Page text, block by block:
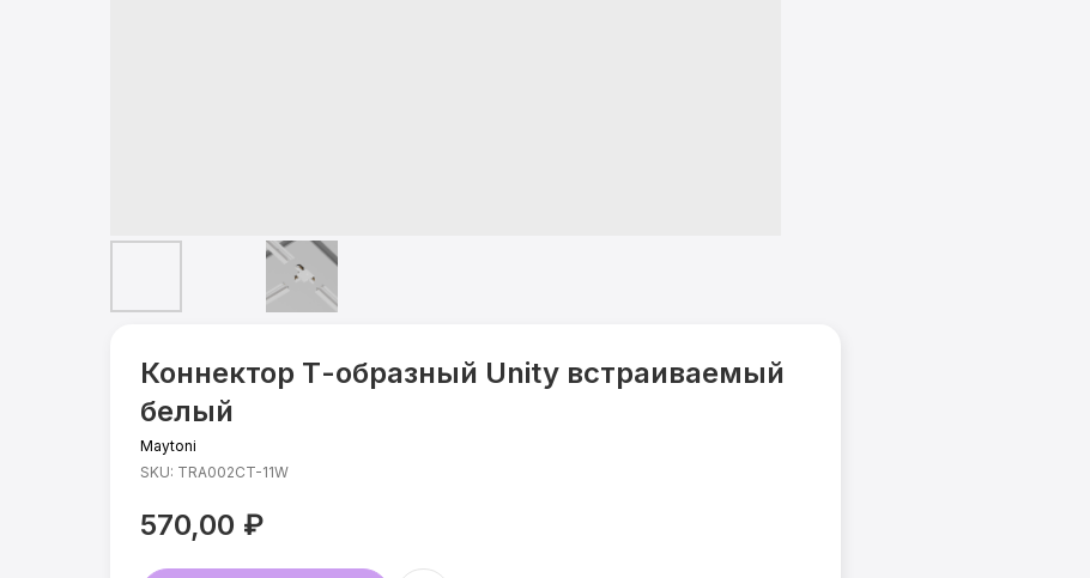
Коннектор Т-образный Unity встраиваемый
белый
Maytoni
SKU: TRA002CT-11W
570,00 ₽